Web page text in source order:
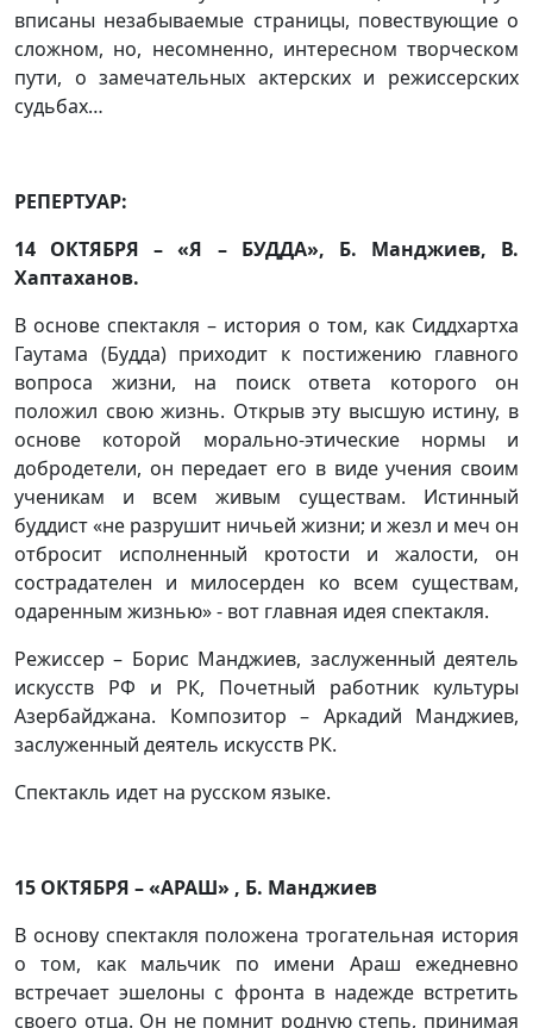
вписаны незабываемые страницы, повествующие о
сложном, но, несомненно, интересном творческом
пути, о замечательных актерских и режиссерских
судьбах…
РЕПЕРТУАР:
14 ОКТЯБРЯ – «Я – БУДДА», Б. Манджиев, В.
Хаптаханов.
В основе спектакля – история о том, как Сиддхартха
Гаутама (Будда) приходит к постижению главного
вопроса жизни, на поиск ответа которого он
положил свою жизнь. Открыв эту высшую истину, в
основе которой морально-этические нормы и
добродетели, он передает его в виде учения своим
ученикам и всем живым существам. Истинный
буддист «не разрушит ничьей жизни; и жезл и меч он
отбросит исполненный кротости и жалости, он
сострадателен и милосерден ко всем существам,
одаренным жизнью» - вот главная идея спектакля.
Режиссер – Борис Манджиев, заслуженный деятель
искусств РФ и РК, Почетный работник культуры
Азербайджана. Композитор – Аркадий Манджиев,
заслуженный деятель искусств РК.
Спектакль идет на русском языке.
15 ОКТЯБРЯ – «АРАШ» , Б. Манджиев
В основу спектакля положена трогательная история
о том, как мальчик по имени Араш ежедневно
встречает эшелоны с фронта в надежде встретить
своего отца. Он не помнит родную степь, принимая